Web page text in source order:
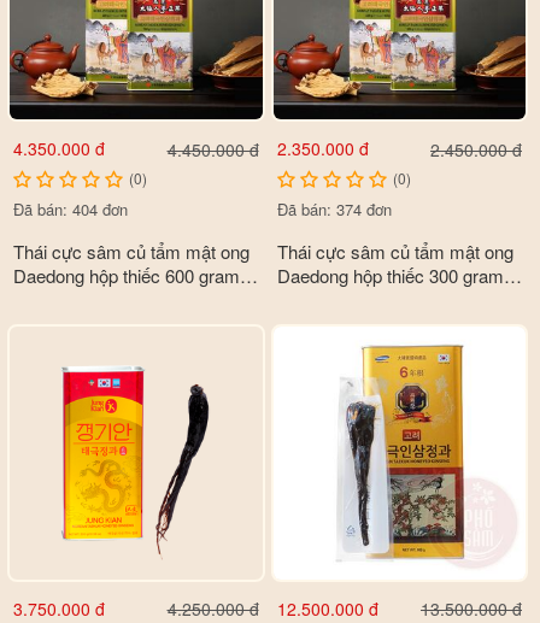
4.350.000 đ 4.450.000 đ
(0)
Đã bán: 404 đơn
Thái cực sâm củ tẩm mật ong
Daedong hộp thiếc 600 gram
2.350.000 đ 2.450.000 đ
(0)
Đã bán: 374 đơn
Thái cực sâm củ tẩm mật ong
Daedong hộp thiếc 300 gram 7
3.750.000 đ 4.250.000 đ 12.500.000 đ 13.500.000 đ